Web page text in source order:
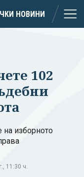
НОВИНИ
102
изборното
11:30 ч.